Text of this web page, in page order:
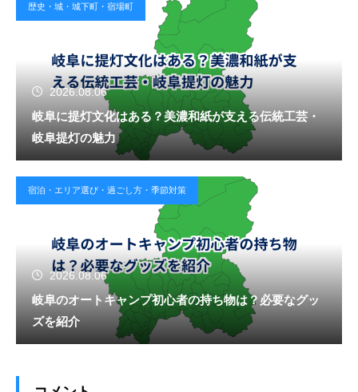
歴史・城・城下町・宿場町
2026.08.06
岐阜に提灯文化はある？美濃和紙が支える伝統工芸・
岐阜提灯の魅力
宿泊・エリア選び・過ごし方・季節対策
2026.08.06
岐阜のオートキャンプ初心者の持ち物は？必要なグッ
ズを紹介